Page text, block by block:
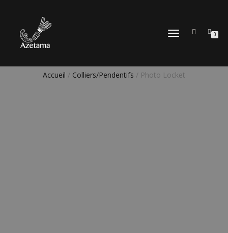
DÉPLIER
0
Accueil / Colliers/Pendentifs / Photo Locket